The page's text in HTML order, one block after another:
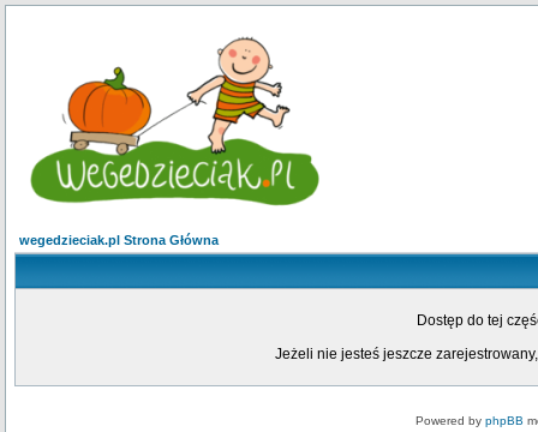
wegedzieciak.pl Strona Główna
Dostęp do tej
Jeżeli nie jesteś jeszcze
Powered by phpBB